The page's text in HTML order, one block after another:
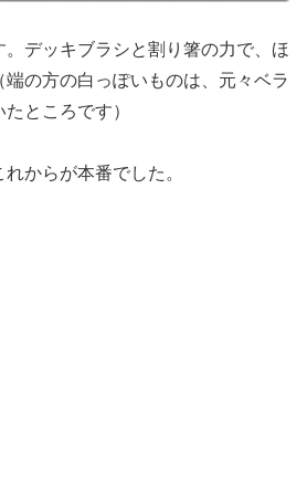
デッキブラシと割り箸の力で、ほ
端の方の白っぽいものは、元々ベラ
ところです）
からが本番でした。